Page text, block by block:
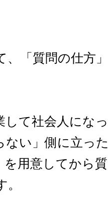
、「質問の仕方
して社会人にな
ない」側に立っ
を用意してから